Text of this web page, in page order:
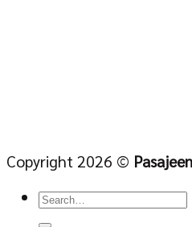
Copyright 2026 ©